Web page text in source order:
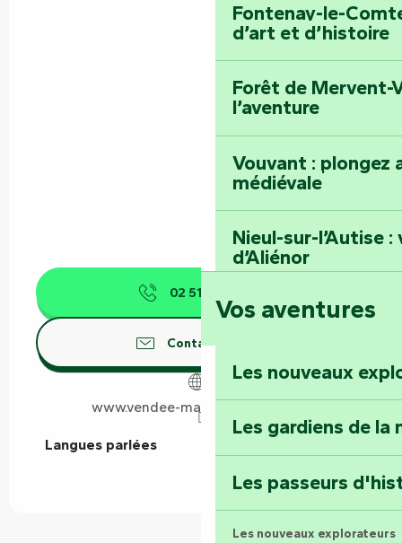
Fontenay-le-
d’art et d’histoire
Forêt de Mervent-
l’aventure
Vouvant : plongez
médiévale
Nieul-sur-l’Autise
d’Aliénor
Foussais-Payré :
Faymoreau :
épopée minière
Terre d’étoiles :
Vos aventures
Les nouveaux
Les gardiens de la
Les passeurs
Les nouveaux explorateurs
02 51 69 44
Contactez-nous
www.vendee-maraispoitevin.com
Langues parlées
Langues parlées